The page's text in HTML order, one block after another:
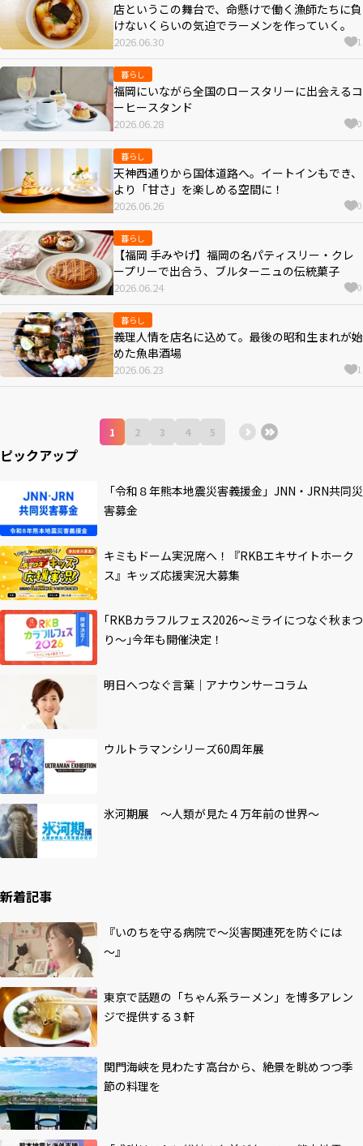
店というこの舞台で、命懸けで働く漁師たちに負
けないくらいの気迫でラーメンを作っていく。
2026.06.30 1
暮らし
福岡にいながら全国のロースタリーに出会えるコ
ーヒースタンド
2026.06.28 0
暮らし
天神西通りから国体道路へ。イートインもでき、
より「甘さ」を楽しめる空間に！
2026.06.26 0
暮らし
【福岡 手みやげ】福岡の名パティスリー・クレ
ープリーで出合う、ブルターニュの伝統菓子
2026.06.24 0
暮らし
義理人情を店名に込めて。最後の昭和生まれが始
めた魚串酒場
2026.06.23 1
1 2 3 4 5
ピックアップ
「令和８年熊本地震災害義援金」JNN・JRN共同災
害募金
キミもドーム実況席へ！『RKBエキサイトホーク
ス』キッズ応援実況大募集
｢RKBカラフルフェス2026～ミライにつなぐ秋まつ
り～｣今年も開催決定！
明日へつなぐ言葉｜アナウンサーコラム
ウルトラマンシリーズ60周年展
氷河期展 ～人類が見た４万年前の世界～
新着記事
『いのちを守る病院で～災害関連死を防ぐには
～』
東京で話題の「ちゃん系ラーメン」を博多アレン
ジで提供する３軒
関門海峡を見わたす高台から、絶景を眺めつつ季
節の料理を